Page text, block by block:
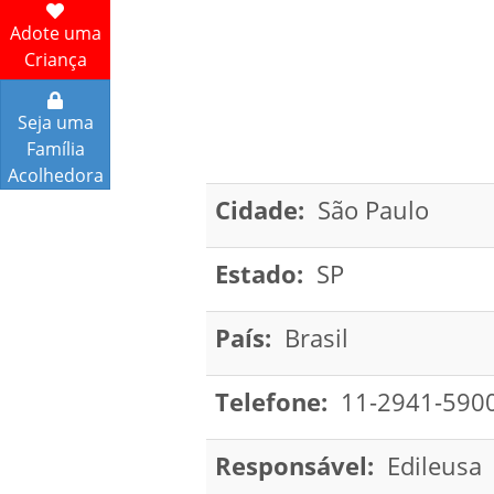
Adote uma
Criança
Seja uma
Família
Acolhedora
Cidade: São Paulo
Estado: SP
País: Brasil
Telefone: 11-2941-
Responsável: Edileusa